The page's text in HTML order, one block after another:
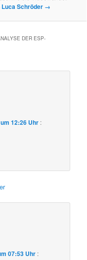
Schröder →
DER ESP-
12:26 Uhr :
07:53 Uhr :